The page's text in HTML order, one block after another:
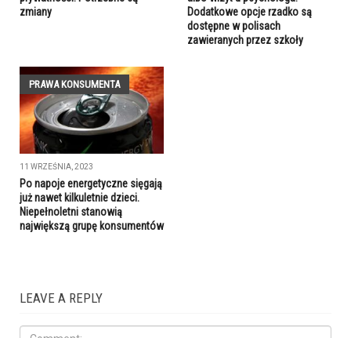
zmiany
Dodatkowe opcje rzadko są
dostępne w polisach
zawieranych przez szkoły
PRAWA KONSUMENTA
11 WRZEŚNIA, 2023
Po napoje energetyczne sięgają
już nawet kilkuletnie dzieci.
Niepełnoletni stanowią
największą grupę konsumentów
LEAVE A REPLY